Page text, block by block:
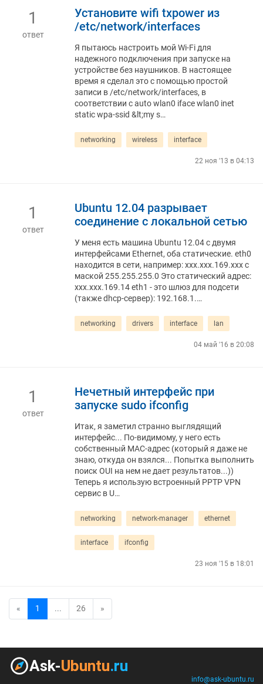
1
ответ
Установите wifi txpower из
/etc/network/interfaces
Я пытаюсь настроить мой Wi-Fi для
надежного подключения при запуске на
устройстве без наушников. В настоящее
время я сделал это с помощью простой
записи в /etc/network/interfaces, в
соответствии с auto wlan0 iface wlan0 inet
static wpa-ssid &lt;my s…
networking wireless interface
22 ноя '13 в 04:13
1
ответ
Ubuntu 12.04 разрывает
соединение с локальной сетью
У меня есть машина Ubuntu 12.04 с двумя
интерфейсами Ethernet, оба статические. eth0
находится в сети, например: xxx.xxx.169.xxx с
маской 255.255.255.0 Это статический адрес:
ххх.ххх.169.14 eth1 - это шлюз для подсети
(также dhcp-сервер): 192.168.1.…
networking drivers interface lan
04 май '16 в 20:08
1
ответ
Нечетный интерфейс при
запуске sudo ifconfig
Итак, я заметил странно выглядящий
интерфейс... По-видимому, у него есть
собственный MAC-адрес (который я даже не
знаю, откуда он взялся... Попытка выполнить
поиск OUI на нем не дает результатов...))
Теперь я использую встроенный PPTP VPN
сервис в U…
networking network-manager ethernet
interface ifconfig
23 ноя '15 в 18:01
« 1 ... 26 »
info@ask-ubuntu.ru